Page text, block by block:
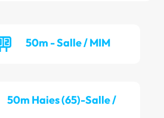
50m - Salle / MIM
50m Haies (65)-Salle /